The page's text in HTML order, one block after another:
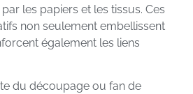
les papiers et les tissus. Ces
non seulement embellissent
également les liens
du découpage ou fan de